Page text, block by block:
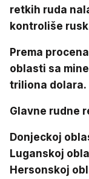
retkih ruda
kontroliše
Prema
oblasti sa
triliona dolara.
Glavne rudne
Donjeckoj
Luganskoj
Hersonskoj